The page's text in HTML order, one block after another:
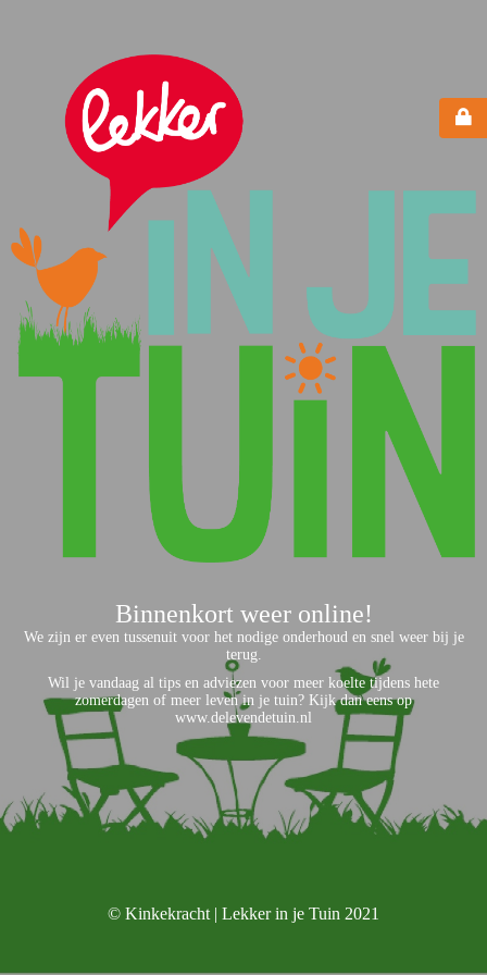
Binnenkort weer online!
We zijn er even tussenuit voor het nodige onderhoud en snel weer bij je
terug.
Wil je vandaag al tips en adviezen voor meer koelte tijdens hete
zomerdagen of meer leven in je tuin? Kijk dan eens op
www.delevendetuin.nl
© Kinkekracht | Lekker in je Tuin 2021